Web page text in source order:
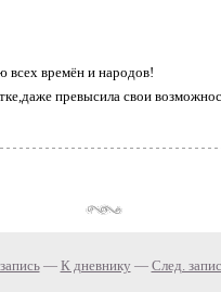
всех времён и народов!
превысила свои
— К дневнику — След.